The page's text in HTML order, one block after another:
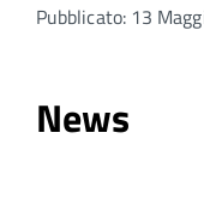
Pubblicato: 13
News